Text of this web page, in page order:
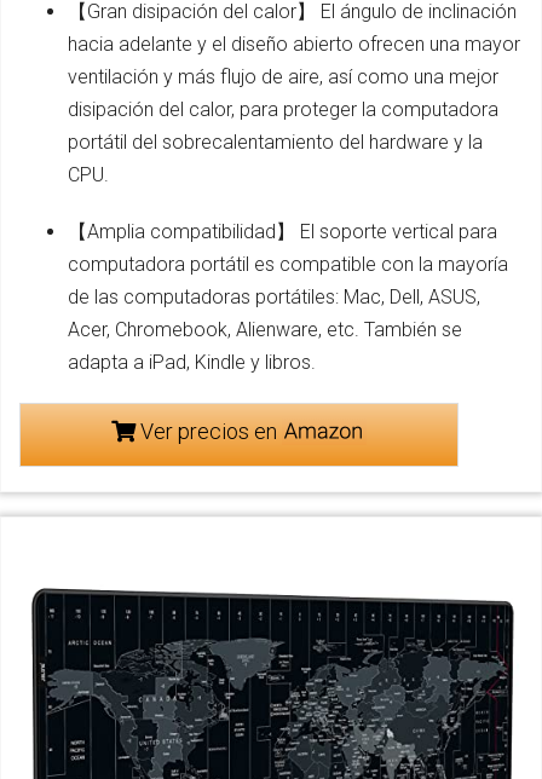
【Gran disipación del calor】 El ángulo de inclinación
hacia adelante y el diseño abierto ofrecen una mayor
ventilación y más flujo de aire, así como una mejor
disipación del calor, para proteger la computadora
portátil del sobrecalentamiento del hardware y la
CPU.
【Amplia compatibilidad】 El soporte vertical para
computadora portátil es compatible con la mayoría
de las computadoras portátiles: Mac, Dell, ASUS,
Acer, Chromebook, Alienware, etc. También se
adapta a iPad, Kindle y libros.
Ver precios en